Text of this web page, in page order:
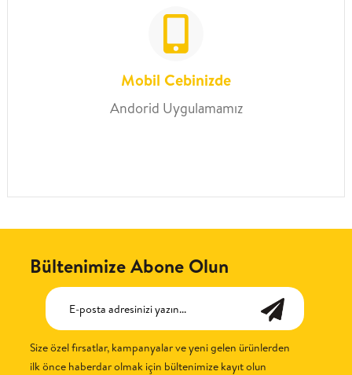
Mobil Cebinizde
Andorid Uygulamamız
Bültenimize Abone Olun
Size özel fırsatlar, kampanyalar ve yeni gelen ürünlerden
ilk önce haberdar olmak için bültenimize kayıt olun